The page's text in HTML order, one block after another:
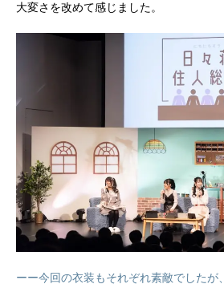
大変さを改めて感じました。
ーー今回の衣装もそれぞれ素敵でしたが